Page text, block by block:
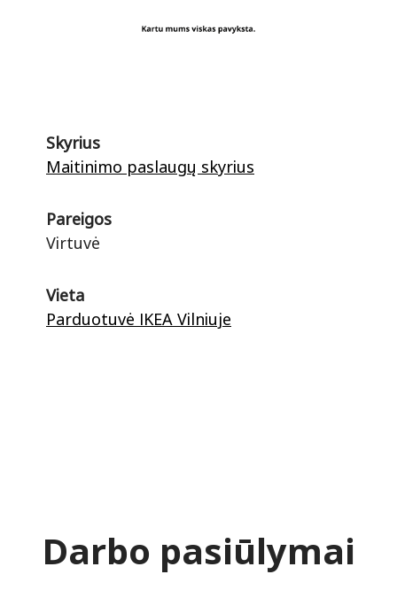
Skyrius
Maitinimo paslaugų skyrius
Pareigos
Virtuvė
Vieta
Parduotuvė IKEA Vilniuje
Darbo pasiūlymai